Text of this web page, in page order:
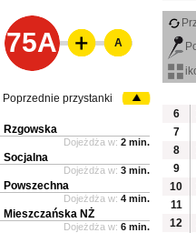
75A
6
7
8
9
10
11
12
A
Poprzednie przystanki
Rzgowska
Dojeżdża w: 2 min.
Socjalna
Dojeżdża w: 3 min.
Powszechna
Dojeżdża w: 4 min.
Mieszczańska NŻ
Dojeżdża w: 6 min.